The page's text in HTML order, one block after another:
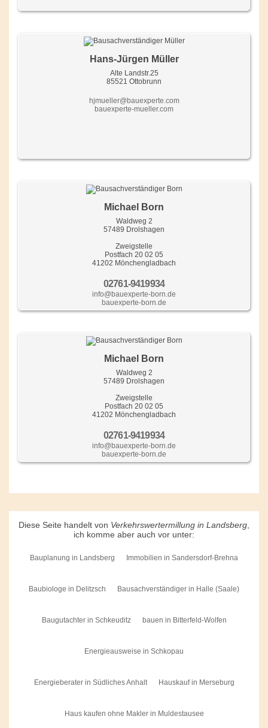
Hans-Jürgen Müller
Alte Landstr.25
85521 Ottobrunn
hjmueller@bauexperte.com
bauexperte-mueller.com
Michael Born
Waldweg 2
57489 Drolshagen
Zweigstelle
Postfach 20 02 05
41202 Mönchengladbach
02761-9419934
info@bauexperte-born.de
bauexperte-born.de
Michael Born
Waldweg 2
57489 Drolshagen
Zweigstelle
Postfach 20 02 05
41202 Mönchengladbach
02761-9419934
info@bauexperte-born.de
bauexperte-born.de
Diese Seite handelt von Verkehrswertermillung in Landsberg
ich komme aber auch vor unter:
Bauplanung in Landsberg Immobilien in Sandersdorf-Brehna
Baubiologe in Delitzsch Bausachverständiger in Halle (Saale)
Baugutachter in Schkeuditz bauen in Bitterfeld-Wolfen
Energieausweise in Schkopau
Energieberater in Südliches Anhalt Hauskauf in Merseburg
Haus kaufen ohne Makler in Muldestausee